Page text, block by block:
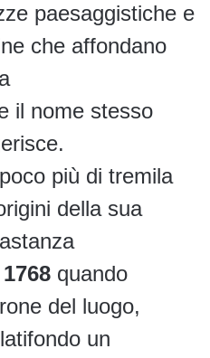
paesaggistiche e
che affondano
il nome stesso
più di tremila
della sua
1768 quando
del luogo,
un